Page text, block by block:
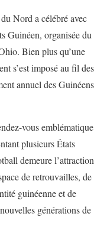
Nord a célébré avec
Guinéen, organisée du
Bien plus qu’une
s’est imposé au fil des
annuel des Guinéens
vous emblématique
plusieurs États
demeure l’attraction
de retrouvailles, de
guinéenne et de
générations de